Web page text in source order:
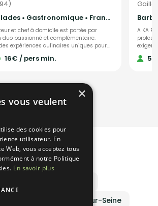
Barbecue et grillades • Gastronomique • Français Traditionnel
et chef à domicile est portée par
duo passionné et complémentaire.
expériences culinaires uniques pour
ou professionnels. Leur cuisine met à
frais et de saison, soigneusement
gourmands et élégants, pour
en un moment convivial et
16€ / pers min.
A KA
Tout
Voir plus de promotions
Petit déjeuner à Créteil
Petit déjeuner à Vitry-sur-Seine
×
vous veulent
des cookies pour
utilisateur. En
Web, vous acceptez tous
à notre Politique
En savoir plus